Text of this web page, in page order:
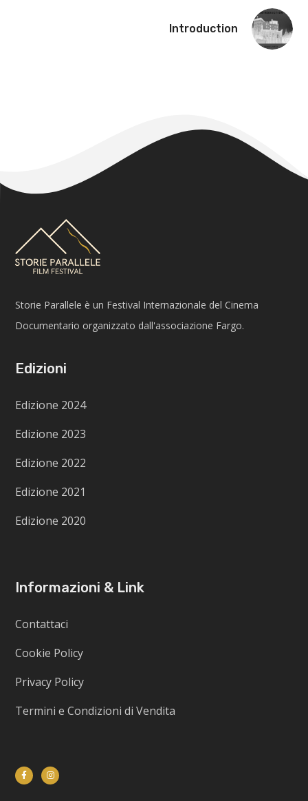
Introduction
Storie Parallele è un Festival Internazionale del Cinema
Documentario organizzato dall'associazione Fargo.
Edizioni
Edizione 2024
Edizione 2023
Edizione 2022
Edizione 2021
Edizione 2020
Informazioni & Link
Contattaci
Cookie Policy
Privacy Policy
Termini e Condizioni di Vendita